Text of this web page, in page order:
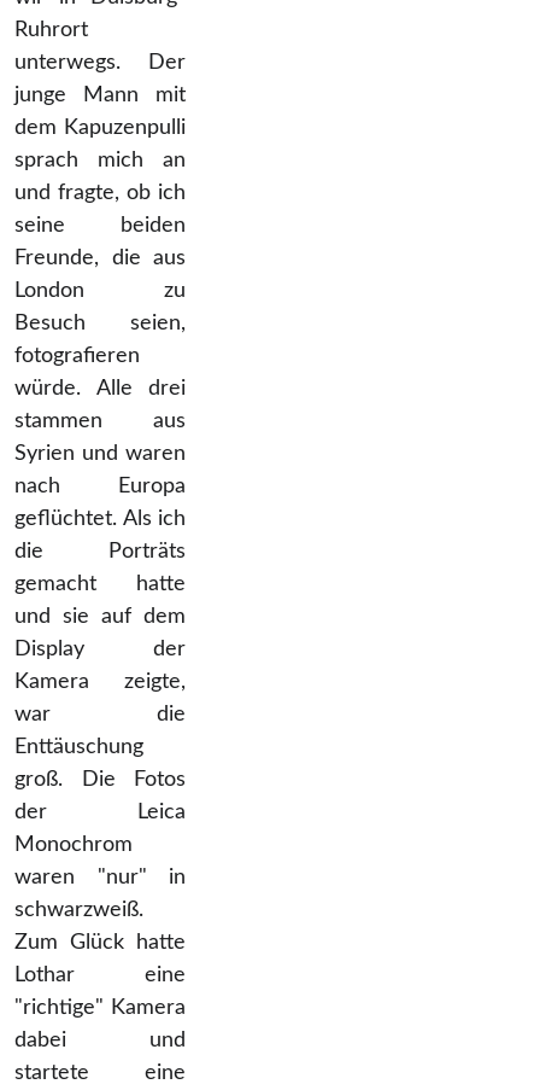
Ruhrort
unterwegs. Der
junge Mann mit
dem Kapuzenpulli
sprach mich an
und fragte, ob ich
seine beiden
Freunde, die aus
London zu
Besuch seien,
fotografieren
würde. Alle drei
stammen aus
Syrien und waren
nach Europa
geflüchtet. Als ich
die Porträts
gemacht hatte
und sie auf dem
Display der
Kamera zeigte,
war die
Enttäuschung
groß. Die Fotos
der Leica
Monochrom
waren "nur" in
schwarzweiß.
Zum Glück hatte
Lothar eine
"richtige" Kamera
dabei und
startete eine